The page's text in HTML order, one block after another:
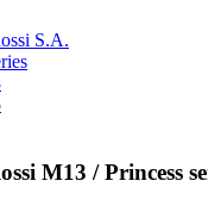
S.A.
M13 / Princess